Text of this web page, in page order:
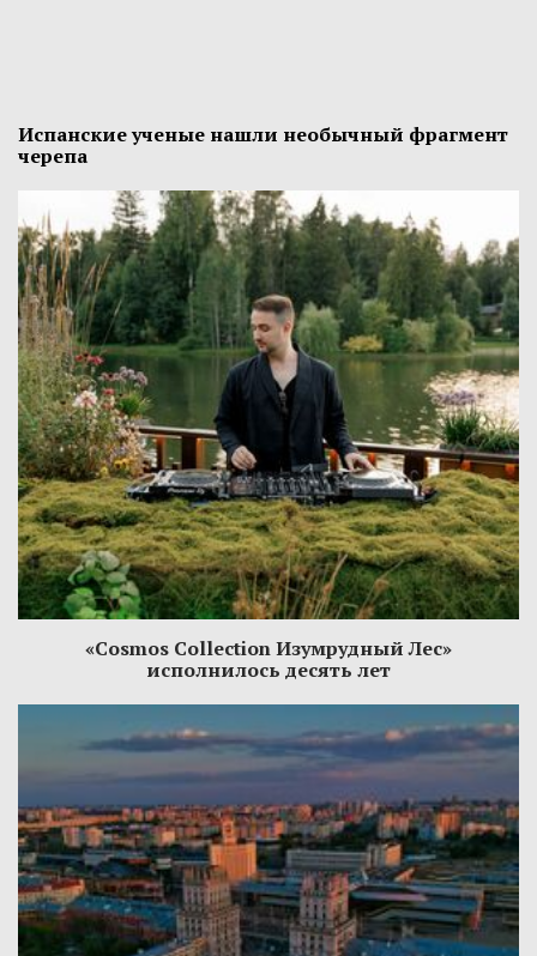
Испанские ученые нашли необычный фрагмент
черепа
«Cosmos Collection Изумрудный Лес»
исполнилось десять лет